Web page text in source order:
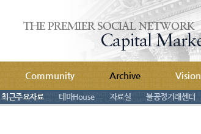
Community Archive
최근주요자료 테마House 자료실 불공정거래센터
Vision